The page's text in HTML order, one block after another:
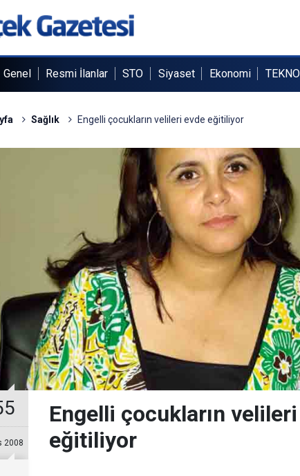
Genel Resmi İlanlar STO Siyaset Ekonomi
Sağlık Engelli çocukların velileri evde eğitiliyor
2008
Engelli çocukların
eğitiliyor